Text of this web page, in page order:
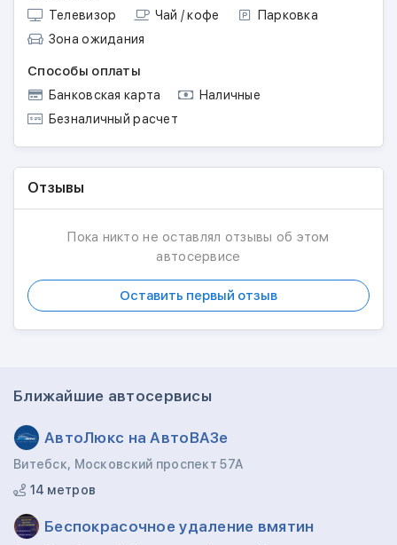
Телевизор Чай / кофе
Парковка
Зона ожидания
Способы оплаты
Банковская карта
Наличные
Безналичный расчет
Отзывы
Пока никто не оставлял отзывы об этом
автосервисе
Оставить первый отзыв
Ближайшие автосервисы
АвтоЛюкс на АвтоВАЗе
Витебск, Московский проспект 57А
14 метров
Беспокрасочное удаление вмятин